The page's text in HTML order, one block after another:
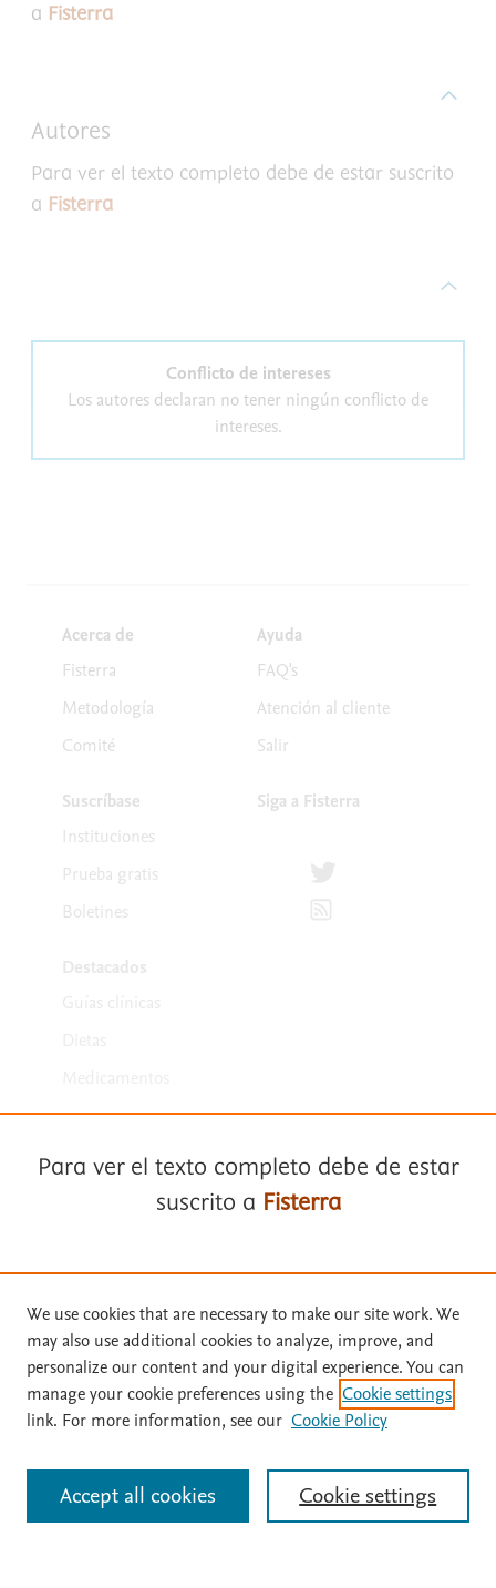
a Fisterra
Autores
Para ver el texto completo debe de estar suscrito
a Fisterra
Conflicto de intereses
Los autores declaran no tener ningún conflicto de
intereses.
Acerca de
Fisterra
Metodología
Comité
Suscríbase
Instituciones
Prueba gratis
Boletines
Destacados
Ayuda
FAQ's
Atención al cliente
Salir
Siga a Fisterra
Copyright ©2026Elsevier España SLU, sus licenciantes y
colaboradores. Se reservan todos los derechos, incluidos los de minería
de texto y datos, entrenamiento de IA y tecnologías similares. Página
Este sitio utiliza cookies.Cookie settings
Para ver el texto completo debe de estar
suscrito a Fisterra
Solicite una prueba gratuita
Identificarse
We use cookies that are necessary to make our site work. We
may also use additional cookies to analyze, improve, and
personalize our content and your digital experience. You can
manage your cookie preferences using the Cookie settings
link. For more information, see our Cookie Policy
Cookie settings
Accept all cookies